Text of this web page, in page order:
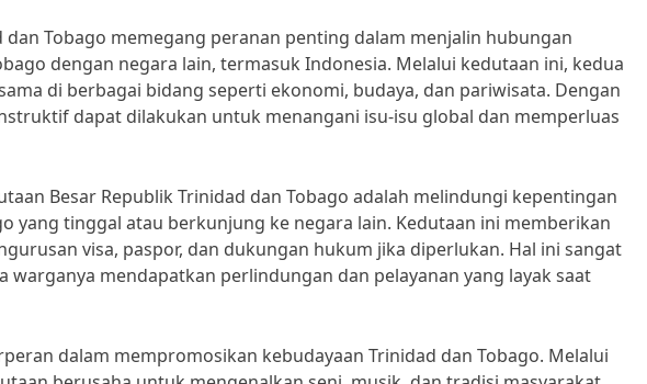
dan Tobago memegang peranan penting dalam menjalin hubungan
dengan negara lain, termasuk Indonesia. Melalui kedutaan ini, kedua
di berbagai bidang seperti ekonomi, budaya, dan pariwisata. Dengan
dapat dilakukan untuk menangani isu-isu global dan memperluas
Besar Republik Trinidad dan Tobago adalah melindungi kepentingan
yang tinggal atau berkunjung ke negara lain. Kedutaan ini memberikan
visa, paspor, dan dukungan hukum jika diperlukan. Hal ini sangat
mendapatkan perlindungan dan pelayanan yang layak saat
dalam mempromosikan kebudayaan Trinidad dan Tobago. Melalui